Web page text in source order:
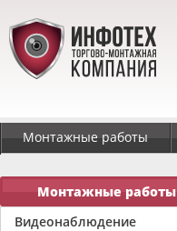
Монтажные работы
Монтажные работы
Видеонаблюдение